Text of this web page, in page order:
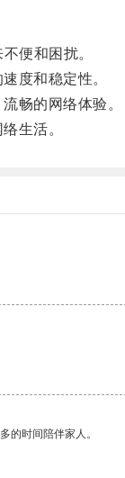
便和困扰。
度和稳定性。
畅的网络体验。
生活。
的时间陪伴家人。